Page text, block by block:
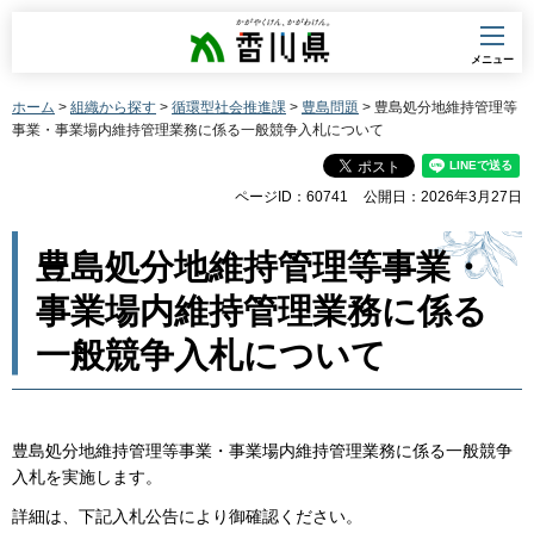
香川県
メニュー
ホーム > 組織から探す > 循環型社会推進課 > 豊島問題 > 豊島処分地維持管理等
事業・事業場内維持管理業務に係る一般競争入札について
ページID：60741 公開日：2026年3月27日
豊島処分地維持管理等事業・
事業場内維持管理業務に係る
一般競争入札について
豊島処分地維持管理等事業・事業場内維持管理業務に係る一般競争
入札を実施します。
詳細は、下記入札公告により御確認ください。